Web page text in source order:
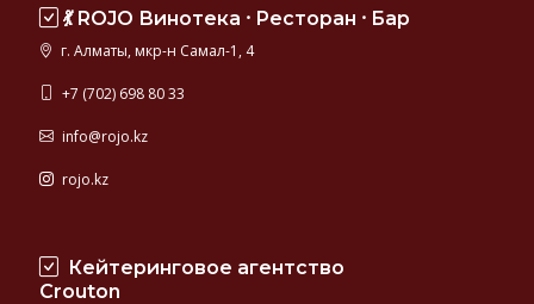
💃 ROJO Винотека ⸱ Ресторан ⸱ Бар
г. Алматы, мкр-н Самал-1, 4
+7 (702) 698 80 33
info@rojo.kz
rojo.kz
Кейтеринговое агентство
Crouton